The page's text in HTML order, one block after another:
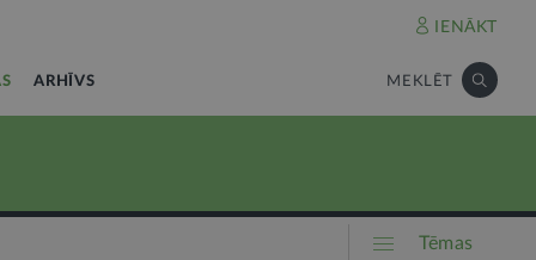
IENĀKT
ARHĪVS MEKLĒT
Tēmas